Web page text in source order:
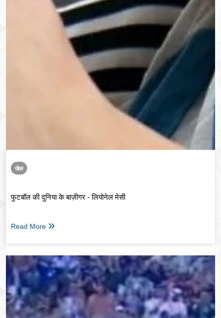
खेल
फुटबॉल की दुनिया के बाज़ीगर - लियोनेल मेसी
Read More